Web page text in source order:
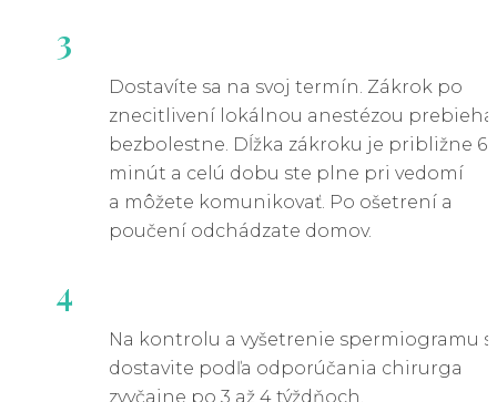
3
Dostavíte sa na svoj termín. Zákrok po
znecitlivení lokálnou anestézou prebieha
bezbolestne. Dĺžka zákroku je približne
minút a celú dobu ste plne pri vedomí
a môžete komunikovať. Po ošetrení a
poučení odchádzate domov.
4
Na kontrolu a vyšetrenie spermiogramu
dostavite podľa odporúčania chirurga
zvyčajne po 3 až 4 týždňoch.